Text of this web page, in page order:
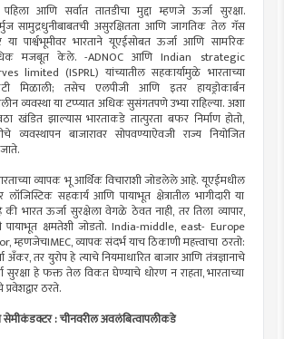
पहिला आणि सर्वात तातडीचा मुद्दा म्हणजे ऊर्जा सुरक्षा.
सामुद्रधुनीबाबतची असुरक्षितता आणि जागतिक तेल गॅस
या पार्श्वभूमीवर भारताने यूएईसोबत ऊर्जा आणि सामरिक
मजबूत केले. -ADNOC आणि Indian strategic
limited (ISPRL) यांच्यातील सहकार्यामुळे भारताच्या
मिळाली; तसेच एलपीजी आणि इतर हायड्रोकार्बन
व्यवस्था या टप्प्यात अधिक सुसंगतपणे उभ्या राहिल्या. अशा
खंडित झाल्यास भारताकडे तात्पुरता बफर निर्माण होतो,
बाजारावर सोपवण्याऐवजी राज्य नियोजित
व्यापक भू आर्थिक विचाराशी जोडलेले आहे. यूएईमधील
सहकार्य आणि पायाभूत क्षेत्रातील भागीदारी या
भारत ऊर्जा सुरक्षेला वेगळे ठेवत नाही, तर तिला व्यापार,
पायाभूत क्षमतेशी जोडतो. India-middle, east- Europe
व्यापक संदर्भ याच ठिकाणी महत्त्वाचा ठरतो:
तर युरोप हे त्याचे नियमाधारित बाजार आणि तंत्रज्ञानाचे
सुरक्षा हे फक्त तेल विकत घेण्याचे धोरण न राहता, भारताच्या
ठरते.
: चीनवरील अवलंबित्वापलीकडे